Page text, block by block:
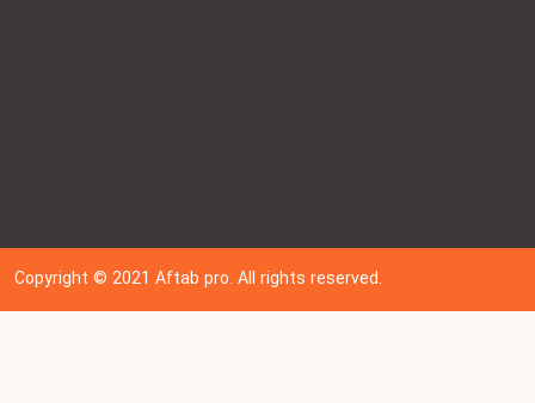
Copyright © 202 1Aftab pro. All rights reserved.